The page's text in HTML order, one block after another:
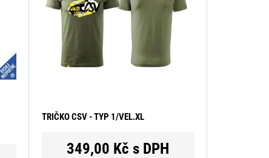
TRIČKO CSV - TYP 1/VEL.XL
349,00 Kč s DPH